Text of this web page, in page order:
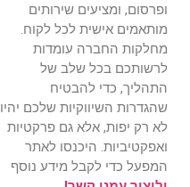
ופרסום, ומציעים שירותים
מותאמים אישית לכל לקוח.
מחלקות החברה עומדות
לרשותכם בכל שלב של
התהליך, כדי להבטיח
שהגדרות השיווקיות שלכם יהיו
לא רק יפות, אלא גם פרקטיות
ואפקטיביות. היכנסו לאתר
המפעל כדי לקבל מידע נוסף